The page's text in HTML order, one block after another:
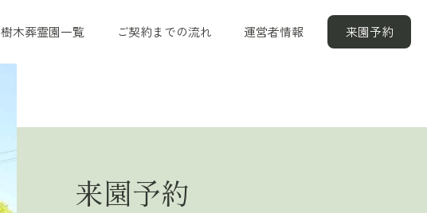
樹木葬霊園一覧 ご契約までの流れ 運営者情報 来園予約
来園予約